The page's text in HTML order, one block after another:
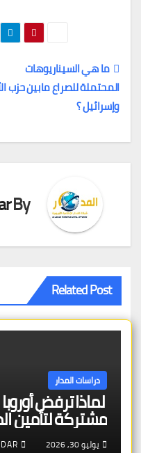
تصفّح
المقالات
ما هي السيناريوهات
المحتملة للصراع مابين حزب
وإسرائيل ؟
By
Related Post
دراسات المدار
لماذا ترفض
مشتركة لتأمين
يوليو 30, 2026